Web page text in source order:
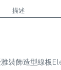
描述
裝飾造型線板